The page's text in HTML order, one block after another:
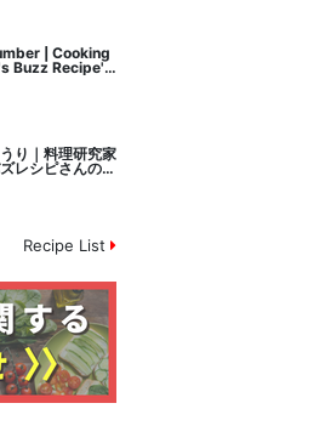
| Cooking
Buzz Recipe's
り｜料理研究家
レシピさんのレ
Recipe List